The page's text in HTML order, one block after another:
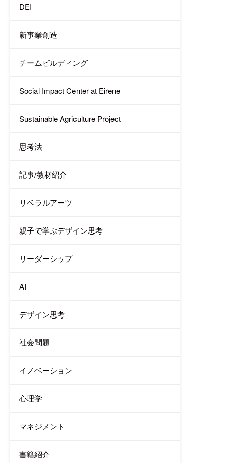
DEI
新事業創造
チームビルディング
Social Impact Center at Eirene
Sustainable Agriculture Project
思考法
記事/教材紹介
リベラルアーツ
親子で学ぶデザイン思考
リーダーシップ
AI
デザイン思考
社会問題
イノベーション
心理学
マネジメント
書籍紹介